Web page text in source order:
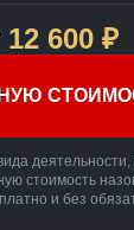
12 600 ₽
стоимость
и без